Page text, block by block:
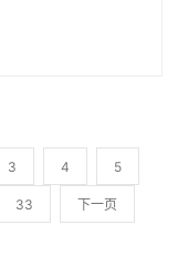
3 4 5
33 下一页